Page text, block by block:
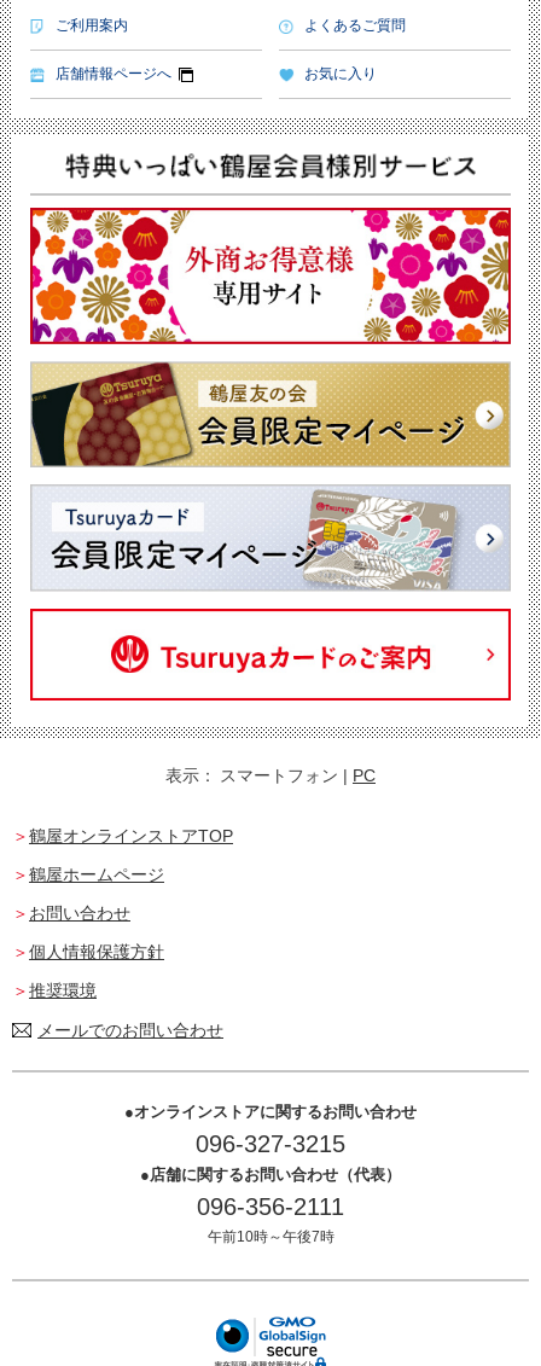
ご利用案内 よくあるご質問
店舗情報ページへ お気に入り
表示： スマートフォン | PC
鶴屋オンラインストアTOP
鶴屋ホームページ
お問い合わせ
個人情報保護方針
推奨環境
メールでのお問い合わせ
オンラインストアに関するお問い合わせ
096-327-3215
店舗に関するお問い合わせ（代表）
096-356-2111
午前10時～午後7時